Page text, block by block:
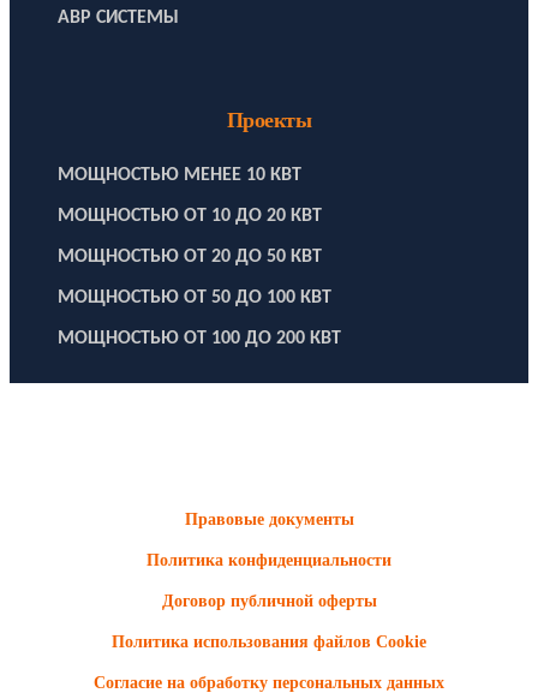
АВР СИСТЕМЫ
Проекты
МОЩНОСТЬЮ МЕНЕЕ 10 КВТ
МОЩНОСТЬЮ ОТ 10 ДО 20 КВТ
МОЩНОСТЬЮ ОТ 20 ДО 50 КВТ
МОЩНОСТЬЮ ОТ 50 ДО 100 КВТ
МОЩНОСТЬЮ ОТ 100 ДО 200 КВТ
Правовые документы
Политика конфиденциальности
Договор публичной оферты
Политика использования файлов Cookie
Согласие на обработку персональных данных